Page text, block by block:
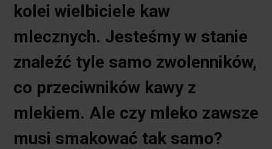
kolei wielbiciele kaw
mlecznych. Jesteśmy w stanie
znaleźć tyle samo zwolenników,
co przeciwników kawy z
mlekiem. Ale czy mleko zawsze
musi smakować tak samo?